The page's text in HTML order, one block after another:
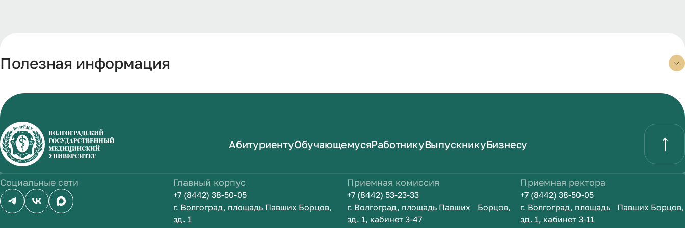
Полезная информация
АбитуриентуОбучающемусяРаботникуВыпускникуБизнесу
Социальные сети Главный корпус
+7 (8442) 38-50-05
г. Волгоград, площадь Павших Борцов,
зд. 1
Приемная комиссия
+7 (8442) 53-23-33
г. Волгоград, площадь Павших Борцов,
зд. 1, кабинет 3-47
Приемная ректора
+7 (8442) 38-50-05
г. Волгоград, площадь Павших Борцов,
зд. 1, кабинет 3-11